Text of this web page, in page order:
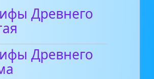
Древнего
Древнего